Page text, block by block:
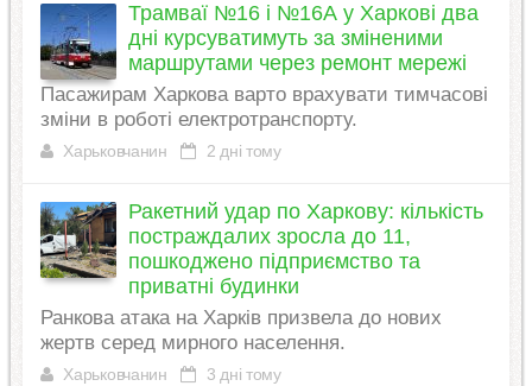
Трамваї №16 і №16А у Харкові два
дні курсуватимуть за зміненими
маршрутами через ремонт мережі
Пасажирам Харкова варто врахувати тимчасові
зміни в роботі електротранспорту.
Харьковчанин 2 дні тому
Ракетний удар по Харкову: кількість
постраждалих зросла до 11,
пошкоджено підприємство та
приватні будинки
Ранкова атака на Харків призвела до нових
жертв серед мирного населення.
Харьковчанин 3 дні тому